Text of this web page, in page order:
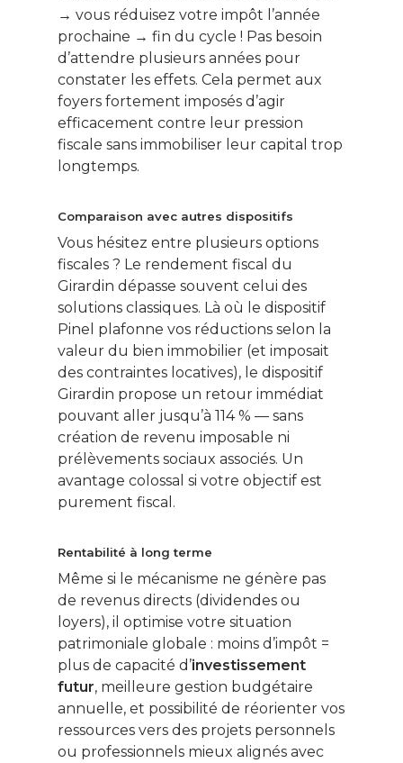
→ vous réduisez votre impôt l’année
prochaine → fin du cycle ! Pas besoin
d’attendre plusieurs années pour
constater les effets. Cela permet aux
foyers fortement imposés d’agir
efficacement contre leur pression
fiscale sans immobiliser leur capital trop
longtemps.
Comparaison avec autres dispositifs
Vous hésitez entre plusieurs options
fiscales ? Le rendement fiscal du
Girardin dépasse souvent celui des
solutions classiques. Là où le dispositif
Pinel plafonne vos réductions selon la
valeur du bien immobilier (et imposait
des contraintes locatives), le dispositif
Girardin propose un retour immédiat
pouvant aller jusqu’à 114 % — sans
création de revenu imposable ni
prélèvements sociaux associés. Un
avantage colossal si votre objectif est
purement fiscal.
Rentabilité à long terme
Même si le mécanisme ne génère pas
de revenus directs (dividendes ou
loyers), il optimise votre situation
patrimoniale globale : moins d’impôt =
plus de capacité d’investissement
futur, meilleure gestion budgétaire
annuelle, et possibilité de réorienter vos
ressources vers des projets personnels
ou professionnels mieux alignés avec